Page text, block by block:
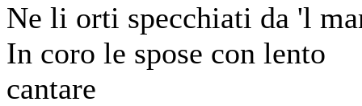
Ne li orti specchiati da 'l
In coro le spose con lento
cantare